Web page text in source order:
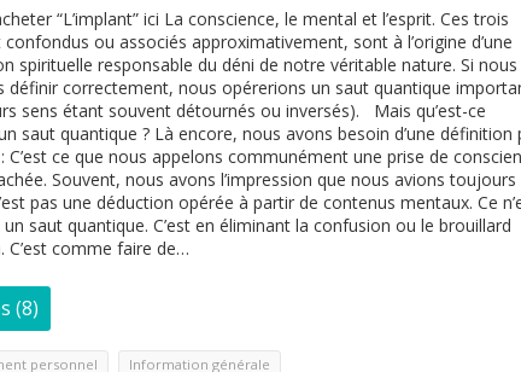
“L’implant” ici La conscience, le mental et l’esprit. Ces trois
ou associés approximativement, sont à l’origine d’une
spirituelle responsable du déni de notre véritable nature. Si nous
définir correctement, nous opérerions un saut quantique
sens étant souvent détournés ou inversés). Mais qu’est-ce
saut quantique ? Là encore, nous avons besoin d’une définition
ce que nous appelons communément une prise de
Souvent, nous avons l’impression que nous avions toujours
pas une déduction opérée à partir de contenus mentaux. Ce
saut quantique. C’est en éliminant la confusion ou le brouillard
C’est comme faire de…
(8)
personnel Information générale